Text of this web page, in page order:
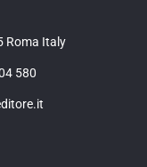
Roma Italy
580